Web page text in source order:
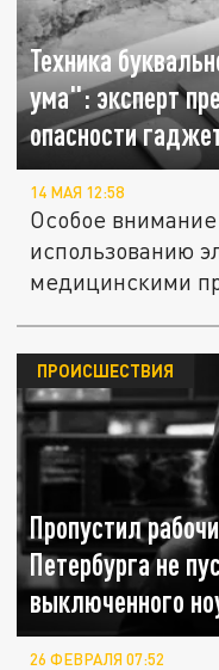
Техника
ума": эксперт
опасности
14 МАЯ 12:58
Особое
использованию
медицинскими
Пропустил
Петербурга не
выключенного
ПРОИСШЕСТВИЯ
26 ФЕВРАЛЯ 07:52